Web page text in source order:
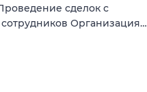
сделок с
Организация…